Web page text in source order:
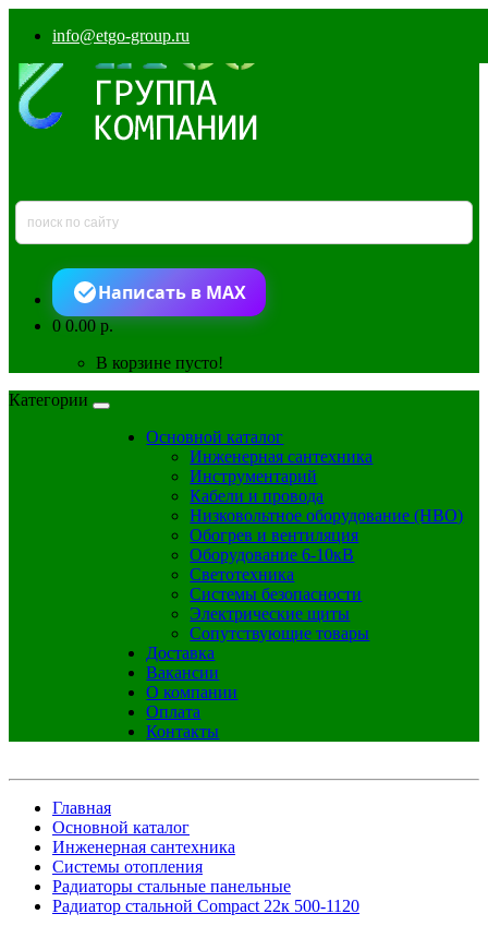
info@etgo-group.ru
Написать в MAX
00.00 р.
В корзине пусто!
Категории
Основной каталог
Инженерная сантехника
Инструментарий
Кабели и провода
Низковольтное оборудование (НВО)
Обогрев и вентиляция
Оборудование 6-10кВ
Светотехника
Системы безопасности
Электрические щиты
Сопутствующие товары
Доставка
Вакансии
О компании
Оплата
Контакты
Главная
Основной каталог
Инженерная сантехника
Системы отопления
Радиаторы стальные панельные
Радиатор стальной Compact 22к 500-1120